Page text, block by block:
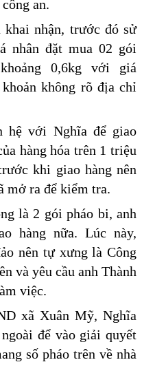
an.
khai nhận, trước đó sử
nhân đặt mua 02 gói
0,6kg với giá
không rõ địa chỉ
hệ với Nghĩa để giao
hàng hóa trên 1 triệu
khi giao hàng nên
mở ra để kiểm tra.
là 2 gói pháo bi, anh
hàng nữa. Lúc này,
nên tự xưng là Công
và yêu cầu anh Thành
việc.
xã Xuân Mỹ, Nghĩa
để vào giải quyết
số pháo trên về nhà